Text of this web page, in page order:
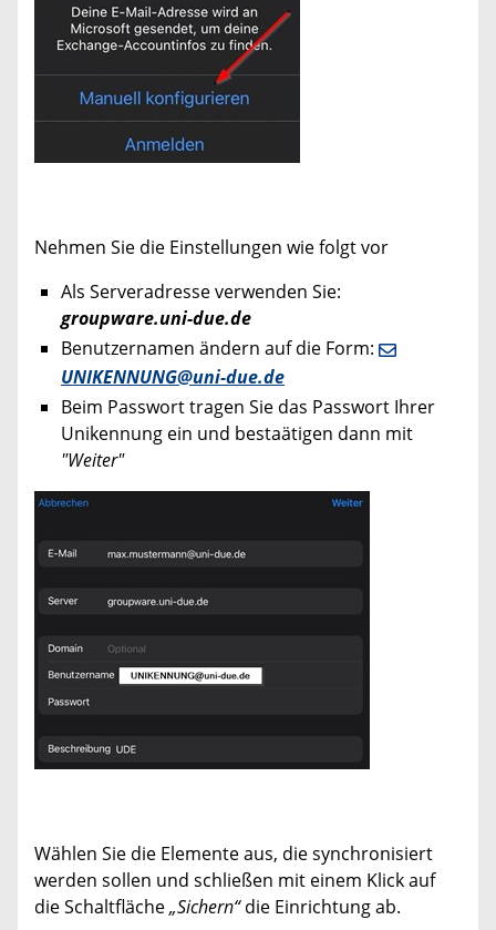
Nehmen Sie die Einstellungen wie folgt vor
Als Serveradresse verwenden Sie:
groupware.uni-due.de
Benutzernamen ändern auf die Form:
UNIKENNUNG@uni-due.de
Beim Passwort tragen Sie das Passwort Ihrer
Unikennung ein und bestaätigen dann mit
"Weiter"
Wählen Sie die Elemente aus, die synchronisiert
werden sollen und schließen mit einem Klick auf
die Schaltfläche„Sichern“die Einrichtung ab.